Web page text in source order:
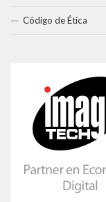
Código de Ética